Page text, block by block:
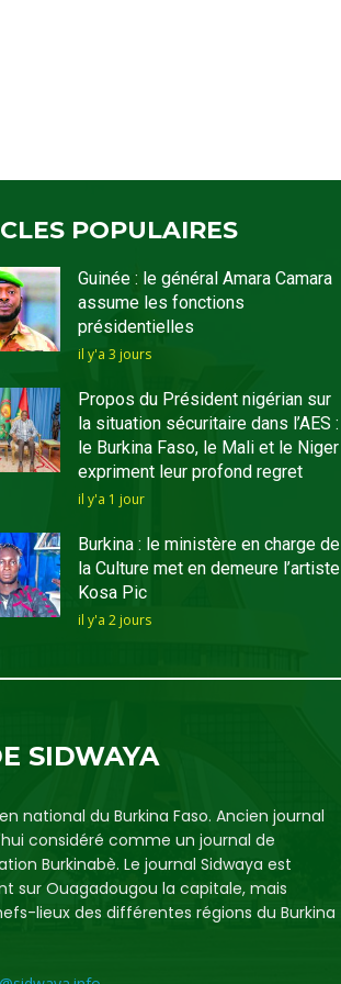
POPULAIRES
Guinée : le général Amara Camara
assume les fonctions
présidentielles
il y'a 3 jours
Propos du Président nigérian sur
la situation sécuritaire dans l’AES :
le Burkina Faso, le Mali et le Niger
expriment leur profond regret
il y'a 1 jour
Burkina : le ministère en charge de
la Culture met en demeure l’artiste
Kosa Pic
il y'a 2 jours
SIDWAYA
national du Burkina Faso. Ancien journal
considéré comme un journal de
Burkinabè. Le journal Sidwaya est
sur Ouagadougou la capitale, mais
lieux des différentes régions du Burkina